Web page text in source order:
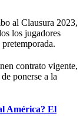
al Clausura 2023,
los jugadores
contrato vigente,
ponerse a la
América? El